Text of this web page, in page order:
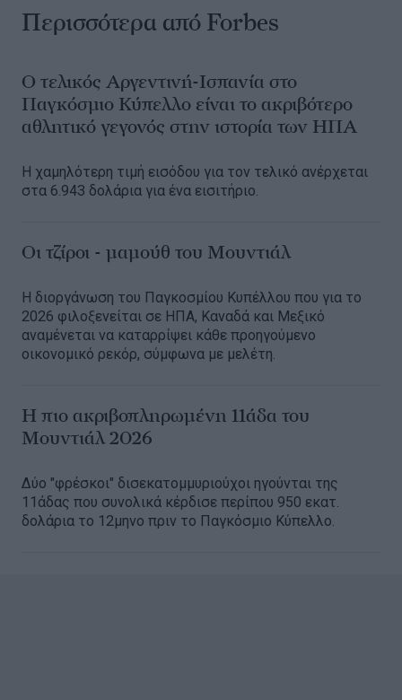
Περισσότερα από Forbes
Ο τελικός Αργεντινή-Ισπανία στο
Παγκόσμιο Κύπελλο είναι το ακριβότερο
αθλητικό γεγονός στην ιστορία των ΗΠΑ
Η χαμηλότερη τιμή εισόδου για τον τελικό ανέρχεται
στα 6.943 δολάρια για ένα εισιτήριο.
Οι τζίροι - μαμούθ του Μουντιάλ
Η διοργάνωση του Παγκοσμίου Κυπέλλου που για το
2026 φιλοξενείται σε ΗΠΑ, Καναδά και Μεξικό
αναμένεται να καταρρίψει κάθε προηγούμενο
οικονομικό ρεκόρ, σύμφωνα με μελέτη.
Η πιο ακριβοπληρωμένη 11άδα του
Μουντιάλ 2026
Δύο "φρέσκοι" δισεκατομμυριούχοι ηγούνται της
11άδας που συνολικά κέρδισε περίπου 950 εκατ.
δολάρια το 12μηνο πριν το Παγκόσμιο Κύπελλο.